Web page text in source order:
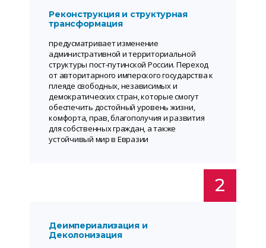
Реконструкция и структурная
трансформация
предусматривает изменение
административной и территориальной
структуры пост-путинской России. Переход
от авторитарного имперского государства к
плеяде свободных, независимых и
демократических стран, которые смогут
обеспечить достойный уровень жизни,
комфорта, прав, благополучия и развития
для собственных граждан, а также
устойчивый мир в Евразии
2
Деимпериализация и
Деколонизация